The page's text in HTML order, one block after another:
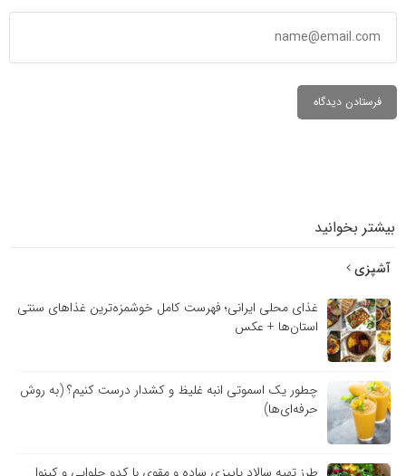
بیشتر بخوانید
آشپزی
غذای محلی ایرانی؛ فهرست کامل خوشمزه‌ترین غذاهای سنتی
استان‌ها + عکس
چطور یک اسموتی انبه غلیظ و کشدار درست کنیم؟ (به روش
حرفه‌ای‌ها)
طرز تهیه سالاد پاییزی ساده و مقوی با کدو حلوایی و کینوا